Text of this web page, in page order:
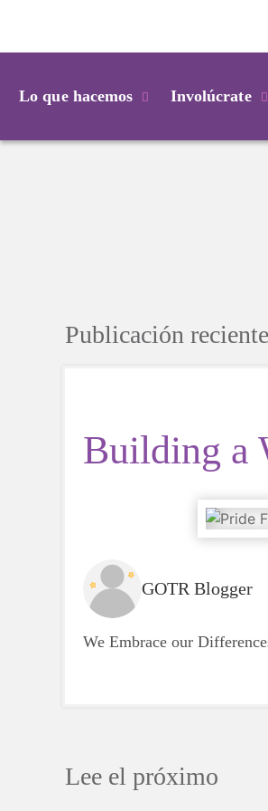
Lo que hacemos Involúcrate
Publicación reciente
Building a
GOTR Blogger
We Embrace our
Lee el próximo